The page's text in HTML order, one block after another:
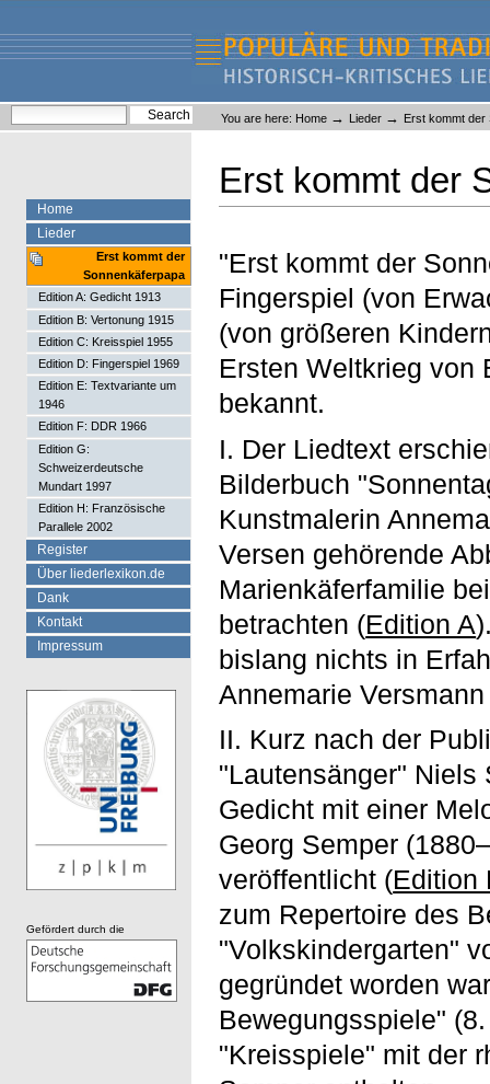
content.
navigation
Liederlexikon
Personal
tools
You are here: Home → Lieder → Erst kommt der
Erst kommt der
"Erst kommt der
Fingerspiel (von
(von größeren
Ersten Weltkrieg von
bekannt.
I. Der Liedtext
Bilderbuch
Kunstmalerin
Versen gehörende
Marienkäferfamilie
betrachten (Edition A
bislang nichts in
Annemarie
II. Kurz nach der
"Lautensänger" Niels
Gedicht mit einer
Georg Semper
veröffentlicht (Edition
zum Repertoire des
"Volkskindergarten"
gegründet worden
Bewegungsspiele"
"Kreisspiele" mit der
Home
Lieder
Erst kommt der
Sonnenkäferpapa
Edition A: Gedicht 1913
Edition B: Vertonung 1915
Edition C: Kreisspiel 1955
Edition D: Fingerspiel 1969
Edition E: Textvariante um
1946
Edition F: DDR 1966
Edition G:
Schweizerdeutsche
Mundart 1997
Edition H: Französische
Parallele 2002
Register
Über liederlexikon.de
Dank
Kontakt
Impressum
Gefördert durch die